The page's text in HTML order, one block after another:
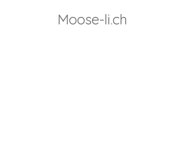
Moose-li.ch